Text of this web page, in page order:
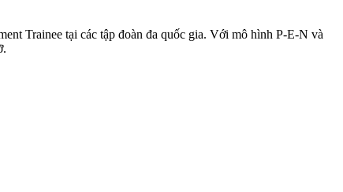
Trainee tại các tập đoàn đa quốc gia. Với mô hình P-E-N và